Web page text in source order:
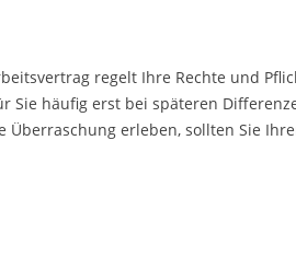
regelt Ihre Rechte und
Sie häufig erst bei späteren
erleben, sollten Sie